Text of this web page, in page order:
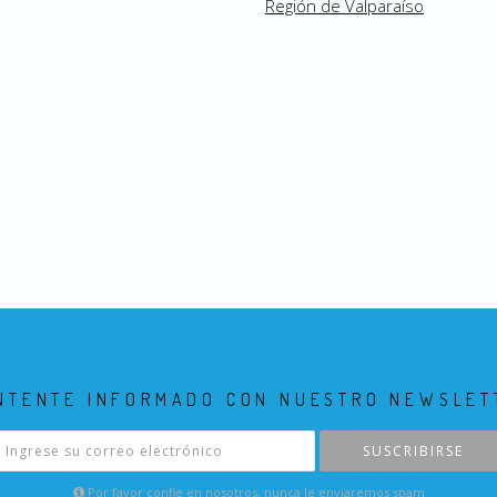
Región de Valparaíso
INFORMADO CON NUESTRO
SUSCRIBIRSE
Por favor confie en nosotros, nunca le enviaremos spam